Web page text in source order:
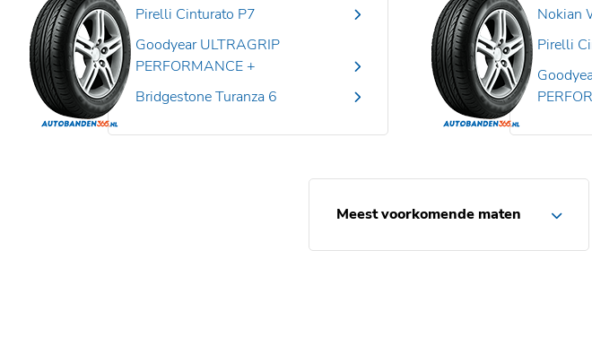
Pirelli Cinturato P7
Goodyear ULTRAGRIP
PERFORMANCE +
Bridgestone Turanza 6
Nokian
Pirelli
Meest voorkomende maten